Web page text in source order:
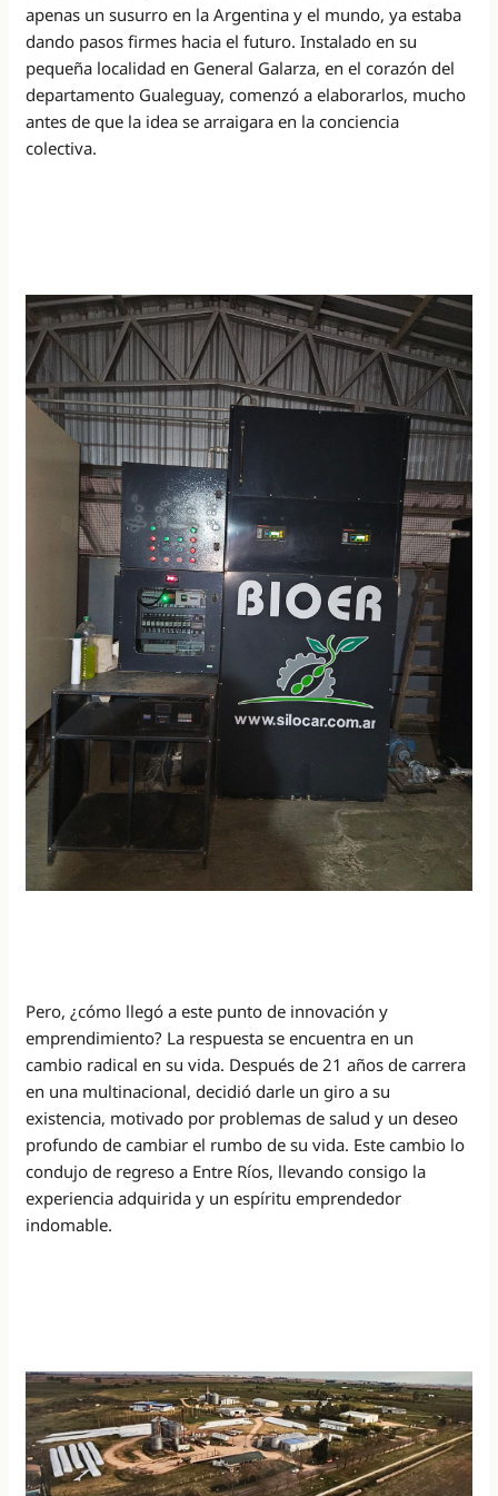
apenas un susurro en la Argentina y el mundo, ya estaba
dando pasos firmes hacia el futuro. Instalado en su
pequeña localidad en General Galarza, en el corazón del
departamento Gualeguay, comenzó a elaborarlos, mucho
antes de que la idea se arraigara en la conciencia
colectiva.
Pero, ¿cómo llegó a este punto de innovación y
emprendimiento? La respuesta se encuentra en un
cambio radical en su vida. Después de 21 años de carrera
en una multinacional, decidió darle un giro a su
existencia, motivado por problemas de salud y un deseo
profundo de cambiar el rumbo de su vida. Este cambio lo
condujo de regreso a Entre Ríos, llevando consigo la
experiencia adquirida y un espíritu emprendedor
indomable.